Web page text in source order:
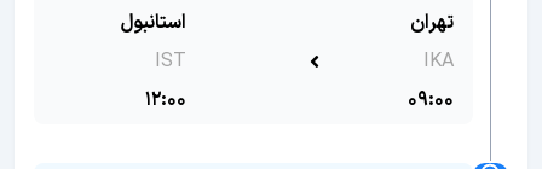
تهران
IKA
09:00
استانبول
IST
12:00